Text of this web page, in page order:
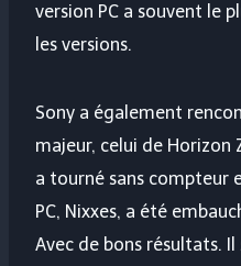
version PC a souvent le
les versions.
Sony a également
majeur, celui de Horizon
a tourné sans compteur
PC, Nixxes, a été
Avec de bons résultats.